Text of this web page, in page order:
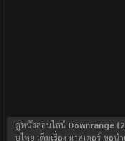
ดูหนังออนไลน์ Downrange
บไทย เต็มเรื่อง มาสเตอร์ ขอ